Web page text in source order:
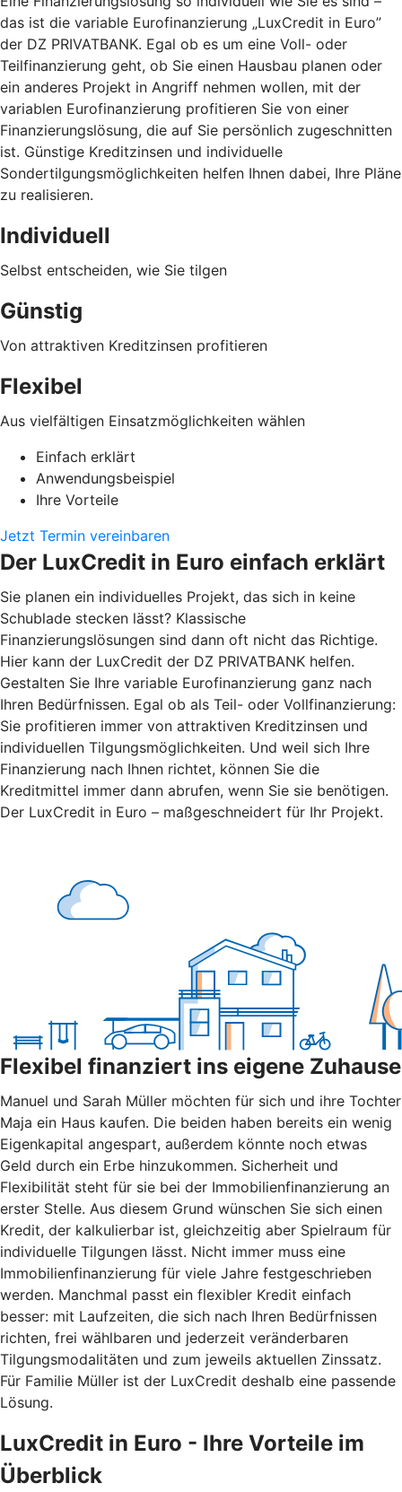
das ist die variable Eurofinanzierung „LuxCredit in Euro”
der DZ PRIVATBANK. Egal ob es um eine Voll- oder
Teilfinanzierung geht, ob Sie einen Hausbau planen oder
ein anderes Projekt in Angriff nehmen wollen, mit der
variablen Eurofinanzierung profitieren Sie von einer
Finanzierungslösung, die auf Sie persönlich zugeschnitten
ist. Günstige Kreditzinsen und individuelle
Sondertilgungsmöglichkeiten helfen Ihnen dabei, Ihre Pläne
zu realisieren.
Individuell
Selbst entscheiden, wie Sie tilgen
Günstig
Von attraktiven Kreditzinsen profitieren
Flexibel
Aus vielfältigen Einsatzmöglichkeiten wählen
Einfach erklärt
Anwendungsbeispiel
Ihre Vorteile
Jetzt Termin vereinbaren
Der LuxCredit in Euro einfach erklärt
Sie planen ein individuelles Projekt, das sich in keine
Schublade stecken lässt? Klassische
Finanzierungslösungen sind dann oft nicht das Richtige.
Hier kann der LuxCredit der DZ PRIVATBANK helfen.
Gestalten Sie Ihre variable Eurofinanzierung ganz nach
Ihren Bedürfnissen. Egal ob als Teil- oder Vollfinanzierung:
Sie profitieren immer von attraktiven Kreditzinsen und
individuellen Tilgungsmöglichkeiten. Und weil sich Ihre
Finanzierung nach Ihnen richtet, können Sie die
Kreditmittel immer dann abrufen, wenn Sie sie benötigen.
Der LuxCredit in Euro – maßgeschneidert für Ihr Projekt.
Flexibel finanziert ins eigene Zuhause
Manuel und Sarah Müller möchten für sich und ihre Tochter
Maja ein Haus kaufen. Die beiden haben bereits ein wenig
Eigenkapital angespart, außerdem könnte noch etwas
Geld durch ein Erbe hinzukommen. Sicherheit und
Flexibilität steht für sie bei der Immobilienfinanzierung an
erster Stelle. Aus diesem Grund wünschen Sie sich einen
Kredit, der kalkulierbar ist, gleichzeitig aber Spielraum für
individuelle Tilgungen lässt. Nicht immer muss eine
Immobilienfinanzierung für viele Jahre festgeschrieben
werden. Manchmal passt ein flexibler Kredit einfach
besser: mit Laufzeiten, die sich nach Ihren Bedürfnissen
richten, frei wählbaren und jederzeit veränderbaren
Tilgungsmodalitäten und zum jeweils aktuellen Zinssatz.
Für Familie Müller ist der LuxCredit deshalb eine passende
Lösung.
LuxCredit in Euro - Ihre Vorteile im
Überblick